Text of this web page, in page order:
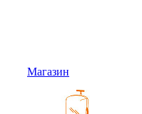
Магазин